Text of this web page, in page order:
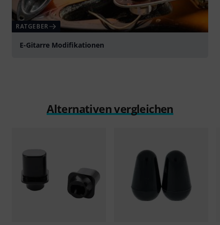
RATGEBER
E-Gitarre Modifikationen
Alternativen vergleichen